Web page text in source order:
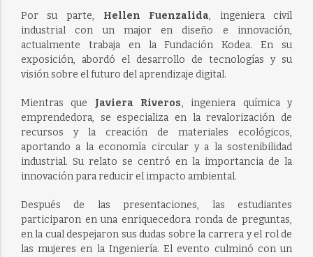
Por su parte, Hellen Fuenzalida, ingeniera civil
industrial con un major en diseño e innovación,
actualmente trabaja en la Fundación Kodea. En su
exposición, abordó el desarrollo de tecnologías y su
visión sobre el futuro del aprendizaje digital.
Mientras que Javiera Riveros, ingeniera química y
emprendedora, se especializa en la revalorización de
recursos y la creación de materiales ecológicos,
aportando a la economía circular y a la sostenibilidad
industrial. Su relato se centró en la importancia de la
innovación para reducir el impacto ambiental.
Después de las presentaciones, las estudiantes
participaron en una enriquecedora ronda de preguntas,
en la cual despejaron sus dudas sobre la carrera y el rol de
las mujeres en la Ingeniería. El evento culminó con un